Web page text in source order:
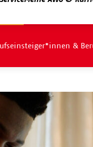
&